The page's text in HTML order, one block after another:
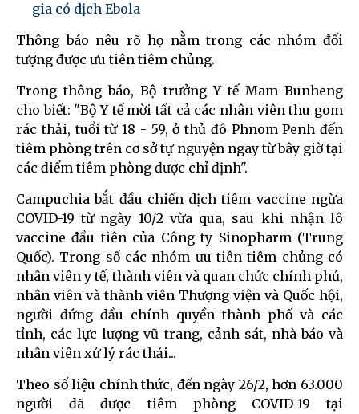
gia có dịch Ebola
Thông báo nêu rõ họ nằm trong các nhóm đối
tượng được ưu tiên tiêm chủng.
Trong thông báo, Bộ trưởng Y tế Mam Bunheng
cho biết: "Bộ Y tế mời tất cả các nhân viên thu gom
rác thải, tuổi từ 18 - 59, ở thủ đô Phnom Penh đến
tiêm phòng trên cơ sở tự nguyện ngay từ bây giờ tại
các điểm tiêm phòng được chỉ định".
Campuchia bắt đầu chiến dịch tiêm vaccine ngừa
COVID-19 từ ngày 10/2 vừa qua, sau khi nhận lô
vaccine đầu tiên của Công ty Sinopharm (Trung
Quốc). Trong số các nhóm ưu tiên tiêm chủng có
nhân viên y tế, thành viên và quan chức chính phủ,
nhân viên và thành viên Thượng viện và Quốc hội,
người đứng đầu chính quyền thành phố và các
tỉnh, các lực lượng vũ trang, cảnh sát, nhà báo và
nhân viên xử lý rác thải...
Theo số liệu chính thức, đến ngày 26/2, hơn 63.000
người đã được tiêm phòng COVID-19 tại